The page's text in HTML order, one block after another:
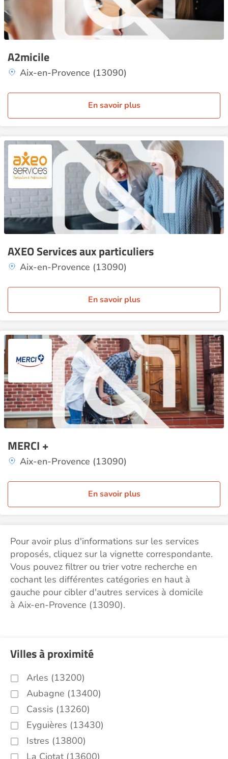
A2micile
Aix-en-Provence (13090)
En savoir plus
AXEO Services aux particuliers
Aix-en-Provence (13090)
En savoir plus
MERCI +
Aix-en-Provence (13090)
En savoir plus
Pour avoir plus d'informations sur les services
proposés, cliquez sur la vignette correspondante.
Vous pouvez filtrer ou trier votre recherche en
cochant les différentes catégories en haut à
gauche pour cibler d'autres services à domicile
à Aix-en-Provence (13090).
Villes à proximité
Arles (13200)
Aubagne (13400)
Cassis (13260)
Eyguières (13430)
Istres (13800)
La Ciotat (13600)